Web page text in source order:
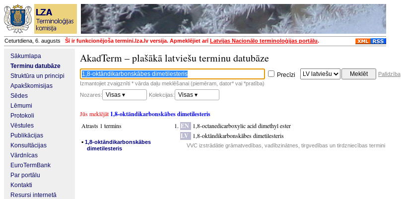
Ceturtdiena, 6. augusts Šī ir funkcionējoša termini.lza.lv versija. Apmeklējiet arīLatvijas Nacionālo terminoloģijas portālu.
Sākumlapa
Terminu datubāze
Struktūra un principi
Apakškomisijas
Sēdes
Lēmumi
Protokoli
Vēstules
Publikācijas
Konsultācijas
Vārdnīcas
EuroTermBank
Par portālu
Kontakti
Resursi internetā
AkadTerm – plašākā latviešu terminu datubāze
Precīzi
Palīdzība
Izmantojiet zvaigznīti * vārda daļu meklēšanai (piemēram, dator* vai *pratība)
Nozares:
Visas ▾ Kolekcijas: Visas ▾
Jūs meklējāt 1,8-oktāndikarbonskābes dimetilesteris
Atrasts 1 termins
▪ 1,8-oktāndikarbonskābes
dimetilesteris
EN 1,8-octanedicarboxylic acid dimethyl ester
LV 1,8-oktāndikarbonskābes dimetilesteris
VVC izstrādātie grāmatvedības, vadībzinātnes, tirgvedības un tirdzniecības termini